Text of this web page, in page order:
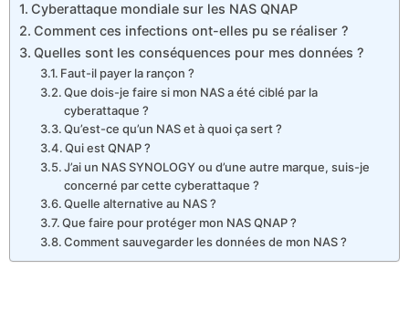
Cyberattaque mondiale sur les NAS QNAP
Comment ces infections ont-elles pu se réaliser ?
Quelles sont les conséquences pour mes données ?
Faut-il payer la rançon ?
Que dois-je faire si mon NAS a été ciblé par la
cyberattaque ?
Qu’est-ce qu’un NAS et à quoi ça sert ?
Qui est QNAP ?
J’ai un NAS SYNOLOGY ou d’une autre marque, suis-je
concerné par cette cyberattaque ?
Quelle alternative au NAS ?
Que faire pour protéger mon NAS QNAP ?
Comment sauvegarder les données de mon NAS ?